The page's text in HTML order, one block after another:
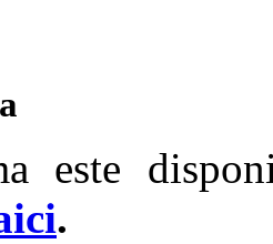
este
.